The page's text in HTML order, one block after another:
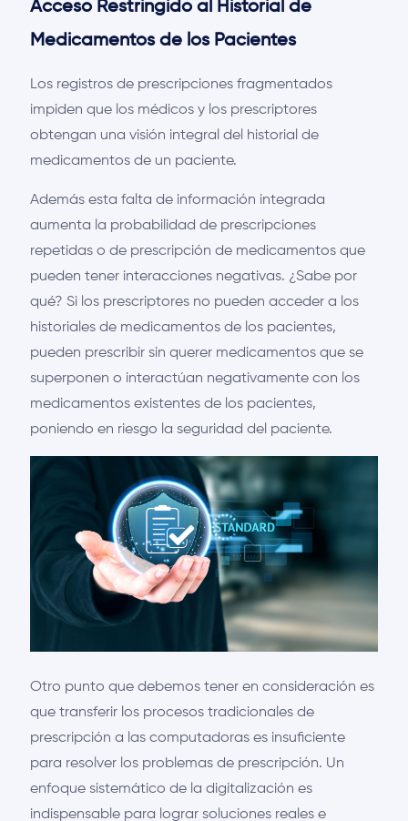
Acceso Restringido al Historial de
Medicamentos de los Pacientes
Los registros de prescripciones fragmentados
impiden que los médicos y los prescriptores
obtengan una visión integral del historial de
medicamentos de un paciente.
Además esta falta de información integrada
aumenta la probabilidad de prescripciones
repetidas o de prescripción de medicamentos que
pueden tener interacciones negativas. ¿Sabe por
qué? Si los prescriptores no pueden acceder a los
historiales de medicamentos de los pacientes,
pueden prescribir sin querer medicamentos que se
superponen o interactúan negativamente con los
medicamentos existentes de los pacientes,
poniendo en riesgo la seguridad del paciente.
Otro punto que debemos tener en consideración es
que transferir los procesos tradicionales de
prescripción a las computadoras es insuficiente
para resolver los problemas de prescripción. Un
enfoque sistemático de la digitalización es
indispensable para lograr soluciones reales e